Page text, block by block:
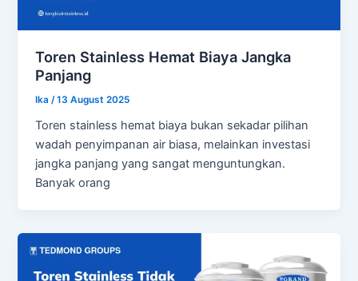
Toren Stainless Hemat Biaya Jangka
Panjang
Ika /13 August 2025
Toren stainless hemat biaya bukan sekadar pilihan
wadah penyimpanan air biasa, melainkan investasi
jangka panjang yang sangat menguntungkan.
Banyak orang